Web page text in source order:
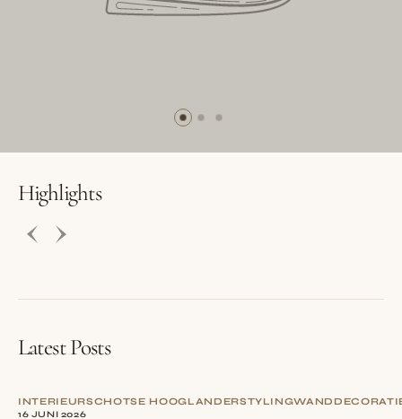
BUTTON LABELBUTTON LABEL
Highlights
Latest Posts
INTERIEURSCHOTSE HOOGLANDERSTYLING
16 JUNI 2026